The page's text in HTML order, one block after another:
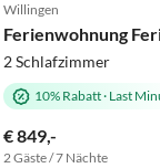
Willingen
2 Schlafzimmer
10% Rabatt· Last
€ 849,-
2 Gäste / 7 Nächte